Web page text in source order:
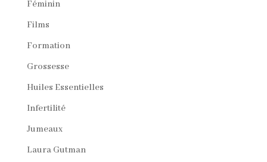
Féminin
Films
Formation
Grossesse
Huiles Essentielles
Infertilité
Jumeaux
Laura Gutman